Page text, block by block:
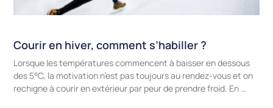
Courir en hiver, comment s’habiller ?
Lorsque les températures commencent à baisser en dessous
des 5°C, la motivation n’est pas toujours au rendez-vous et on
rechigne à courir en extérieur par peur de prendre froid. En …